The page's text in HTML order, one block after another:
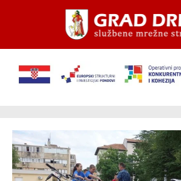
Skip to main content